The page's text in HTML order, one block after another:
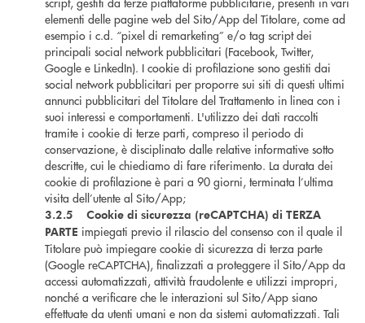
elementi delle pagine web del Sito/App del Titolare, come ad
esempio i c.d. “pixel di remarketing” e/o tag script dei
principali social network pubblicitari (Facebook, Twitter,
Google e LinkedIn). I cookie di profilazione sono gestiti dai
social network pubblicitari per proporre sui siti di questi ultimi
annunci pubblicitari del Titolare del Trattamento in linea con i
suoi interessi e comportamenti. L'utilizzo dei dati raccolti
tramite i cookie di terze parti, compreso il periodo di
conservazione, è disciplinato dalle relative informative sotto
descritte, cui le chiediamo di fare riferimento. La durata dei
cookie di profilazione è pari a 90 giorni, terminata l’ultima
visita dell’utente al Sito/App;
3.2.5 Cookie di sicurezza (reCAPTCHA) di TERZA
PARTE impiegati previo il rilascio del consenso con il quale il
Titolare può impiegare cookie di sicurezza di terza parte
(Google reCAPTCHA), finalizzati a proteggere il Sito/App da
accessi automatizzati, attività fraudolente e utilizzi impropri,
nonché a verificare che le interazioni sul Sito/App siano
effettuate da utenti umani e non da sistemi automatizzati. Tali